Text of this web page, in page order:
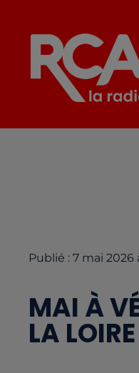
Publié : 7 mai 2026
MAI À
LA